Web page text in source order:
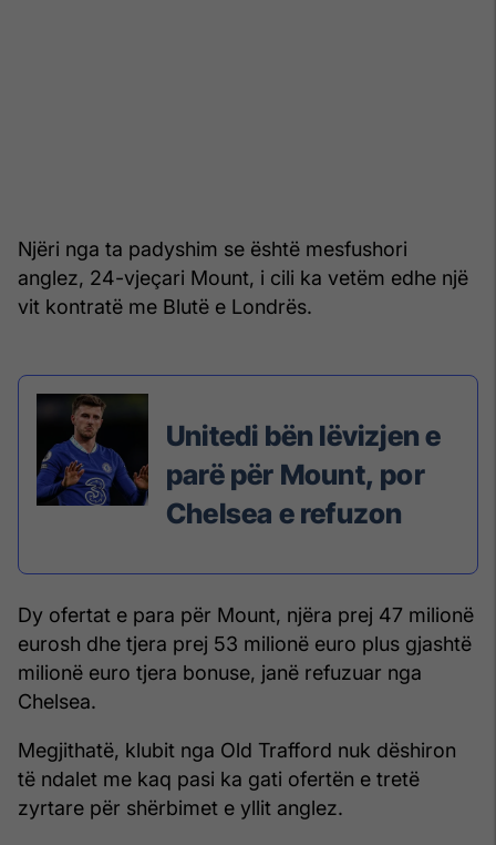
Njëri nga ta padyshim se është mesfushori
anglez, 24-vjeçari Mount, i cili ka vetëm edhe një
vit kontratë me Blutë e Londrës.
Unitedi bën lëvizjen e
parë për Mount, por
Chelsea e refuzon
Dy ofertat e para për Mount, njëra prej 47 milionë
eurosh dhe tjera prej 53 milionë euro plus gjashtë
milionë euro tjera bonuse, janë refuzuar nga
Chelsea.
Megjithatë, klubit nga Old Trafford nuk dëshiron
të ndalet me kaq pasi ka gati ofertën e tretë
zyrtare për shërbimet e yllit anglez.